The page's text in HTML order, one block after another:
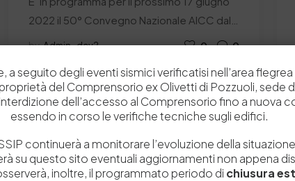
2022 il 50° Convegno Nazionale AICC dal…
by Admin_dev2 0 0
a seguito degli eventi sismici verificatisi nell’area flegrea
del Comprensorio ex Olivetti di Pozzuoli, sede
dell’accesso al Comprensorio fino a nuova
essendo in corso le verifiche tecniche sugli edifici.
continuerà a monitorare l’evoluzione della situazione
su questo sito eventuali aggiornamenti non appena
inoltre, il programmato periodo di chiusura